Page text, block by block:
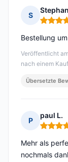
S
Veröffentlicht
nach einem
Bestellung
Übersetzte
P
paul L.
Mehr als
nochmals